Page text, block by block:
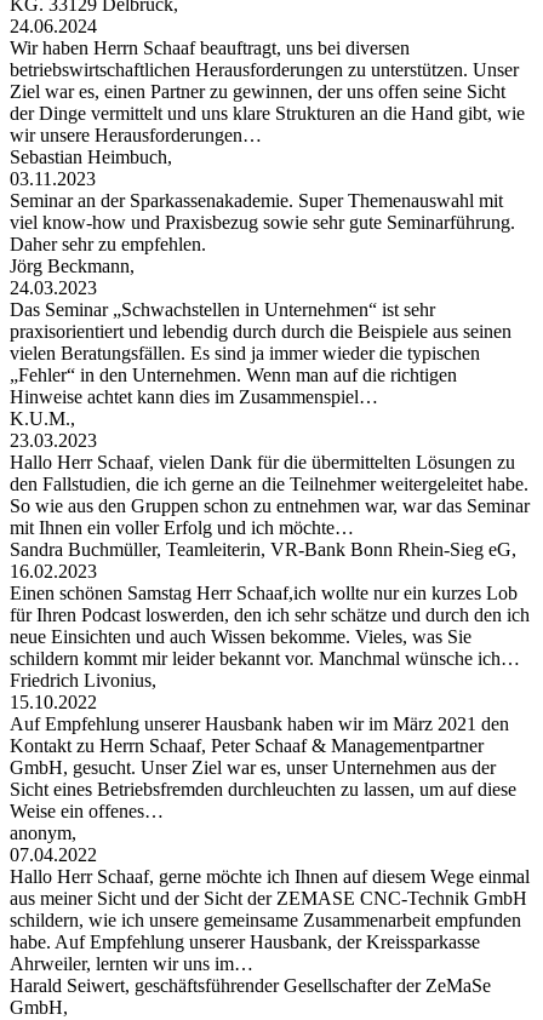
24.06.2024
Wir haben Herrn Schaaf beauftragt, uns bei diversen
betriebswirtschaftlichen Herausforderungen zu unterstützen. Unser
Ziel war es, einen Partner zu gewinnen, der uns offen seine Sicht
der Dinge vermittelt und uns klare Strukturen an die Hand gibt, wie
wir unsere Herausforderungen…
Sebastian Heimbuch,
03.11.2023
Seminar an der Sparkassenakademie. Super Themenauswahl mit
viel know-how und Praxisbezug sowie sehr gute Seminarführung.
Daher sehr zu empfehlen.
Jörg Beckmann,
24.03.2023
Das Seminar „Schwachstellen in Unternehmen“ ist sehr
praxisorientiert und lebendig durch durch die Beispiele aus seinen
vielen Beratungsfällen. Es sind ja immer wieder die typischen
„Fehler“ in den Unternehmen. Wenn man auf die richtigen
Hinweise achtet kann dies im Zusammenspiel…
K.U.M.,
23.03.2023
Hallo Herr Schaaf, vielen Dank für die übermittelten Lösungen zu
den Fallstudien, die ich gerne an die Teilnehmer weitergeleitet habe.
So wie aus den Gruppen schon zu entnehmen war, war das Seminar
mit Ihnen ein voller Erfolg und ich möchte…
Sandra Buchmüller, Teamleiterin, VR-Bank Bonn Rhein-Sieg eG,
16.02.2023
Einen schönen Samstag Herr Schaaf,ich wollte nur ein kurzes Lob
für Ihren Podcast loswerden, den ich sehr schätze und durch den ich
neue Einsichten und auch Wissen bekomme. Vieles, was Sie
schildern kommt mir leider bekannt vor. Manchmal wünsche ich…
Friedrich Livonius,
15.10.2022
Auf Empfehlung unserer Hausbank haben wir im März 2021 den
Kontakt zu Herrn Schaaf, Peter Schaaf & Managementpartner
GmbH, gesucht. Unser Ziel war es, unser Unternehmen aus der
Sicht eines Betriebsfremden durchleuchten zu lassen, um auf diese
Weise ein offenes…
anonym,
07.04.2022
Hallo Herr Schaaf, gerne möchte ich Ihnen auf diesem Wege einmal
aus meiner Sicht und der Sicht der ZEMASE CNC-Technik GmbH
schildern, wie ich unsere gemeinsame Zusammenarbeit empfunden
habe. Auf Empfehlung unserer Hausbank, der Kreissparkasse
Ahrweiler, lernten wir uns im…
Harald Seiwert, geschäftsführender Gesellschafter der ZeMaSe
GmbH,